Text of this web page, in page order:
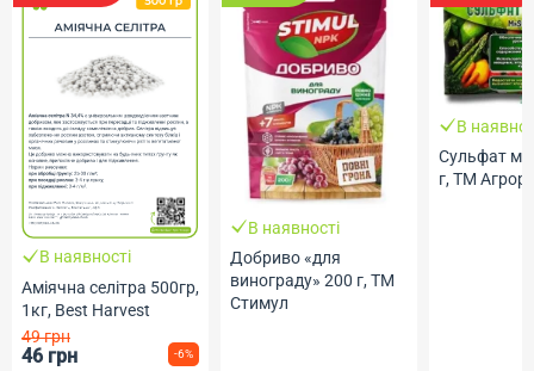
В наявності
Аміячна селітра 500гр,
1кг, Best Harvest
49 грн
46 грн -6%
В наявності
Добриво «для
винограду» 200 г, ТМ
Стимул
В
Сульфат
г, ТМ